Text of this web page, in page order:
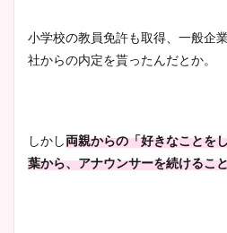
小学校の教員免許も取得、一般企
社からの内定を貰ったんだとか。
しかし両親からの「好きなことを
葉から、アナウンサーを続けるこ